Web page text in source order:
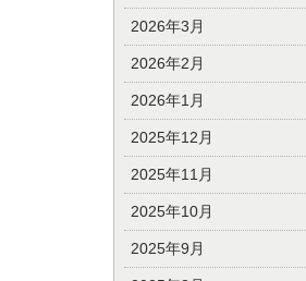
2026年3月
2026年2月
2026年1月
2025年12月
2025年11月
2025年10月
2025年9月